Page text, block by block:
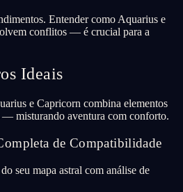
Entender como Aquarius e
conflitos — é crucial para a
Ideais
e Capricorn combina elementos
— misturando aventura com conforto.
de Compatibilidade
seu mapa astral com análise de